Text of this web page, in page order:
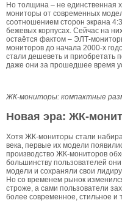
Но толщина – не единственная
мониторы от современных
соотношением сторон экрана
бежевых корпусах. Сейчас на
остаётся фактом – ЭЛТ-
мониторов до начала 2000-х
стали дешеветь и приобретать
даже они за прошедшее время
ЖК-мониторы: компактные
Новая эра: ЖК-
Хотя ЖК-мониторы стали
века, первые их модели
производство ЖК-мониторов
большинству пользователей
модели и сохраняли свои
Но со временем рынок
строже, а сами пользователи
более современное, стильное и